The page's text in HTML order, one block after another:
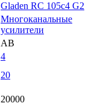
Gladen RC 105c4 G2
Многоканальные
усилители
AB
4
20
20000